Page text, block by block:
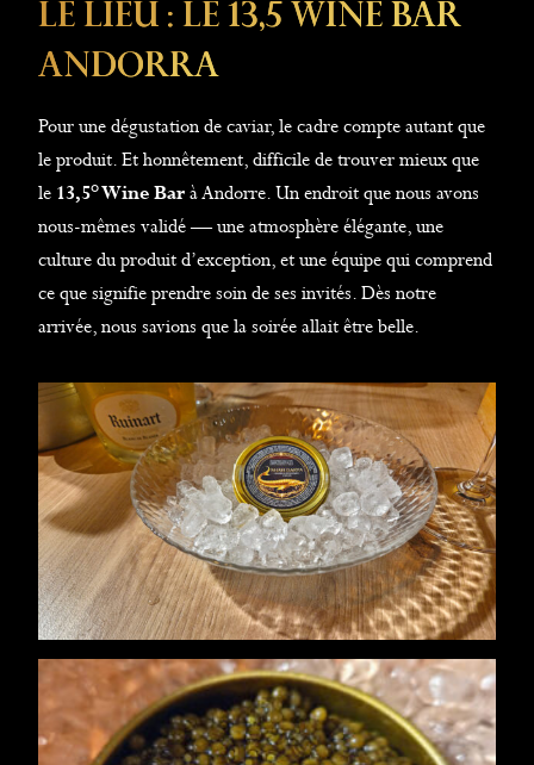
Le Lieu : Le 13,5 Wine Bar
Andorra
Pour une dégustation de caviar, le cadre compte autant que
le produit. Et honnêtement, difficile de trouver mieux que
le 13,5° Wine Barà Andorre. Un endroit que nous avons
nous-mêmes validé — une atmosphère élégante, une
culture du produit d’exception, et une équipe qui comprend
ce que signifie prendre soin de ses invités. Dès notre
arrivée, nous savions que la soirée allait être belle.